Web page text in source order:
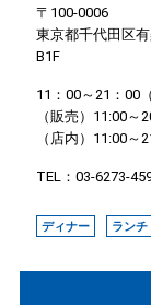
〒100-0006
東京都千代田区
B1F
11：00～21：00
（販売）11:00～
（店内）11:00～
TEL：03-6273-
ディナー ランチ